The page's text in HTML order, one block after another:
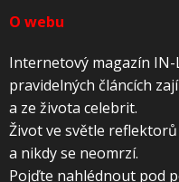
O webu
Internetový magazín
pravidelných článcích
a ze života celebrit.
Život ve světle
a nikdy se neomrzí.
Pojďte nahlédnout pod